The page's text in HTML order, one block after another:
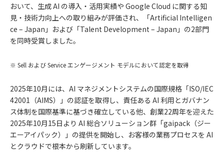
おいて、生成 AI の導入・活用実績や Google Cloud に関する知
見・技術力向上への取り組みが評価され、「Artificial Intelligen
ce – Japan」および「Talent Development – Japan」の2部門
を同時受賞しました。
※ Sell および Service エンゲージメント モデルにおいて認定を取得
2025年10月には、AI マネジメントシステムの国際規格「ISO/IEC
42001（AIMS）」の認証を取得し、責任ある AI 利用とガバナン
ス体制を国際基準に基づき確立している他、創業22周年を迎えた
2025年10月15日より AI 総合ソリューション群「gaipack（ジー
エーアイパック）」の提供を開始し、お客様の業務プロセスを AI
とクラウドで根本から刷新しています。